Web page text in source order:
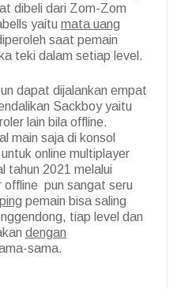
dibeli dari Zom-Zom
yaitu mata uang
saat pemain
teki dalam setiap level.
dapat dijalankan empat
Sackboy yaitu
lain bila offline.
main saja di konsol
untuk online multiplayer
tahun 2021 melalui
offline pun sangat seru
pemain bisa saling
tiap level dan
dengan
sama.